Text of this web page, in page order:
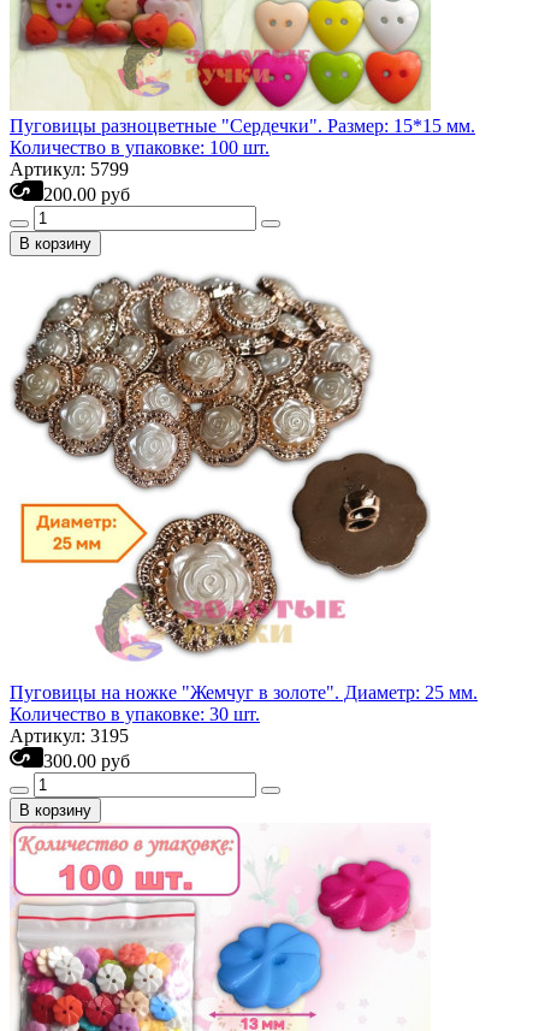
Пуговицы разноцветные "Сердечки". Размер: 15*15 мм.
Количество в упаковке: 100 шт.
Артикул: 5799
200.00 руб
В корзину
Пуговицы на ножке "Жемчуг в золоте". Диаметр: 25 мм.
Количество в упаковке: 30 шт.
Артикул: 3195
300.00 руб
В корзину